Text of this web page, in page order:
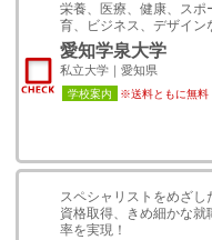
栄養、医療、健康、スポ
育、ビジネス、デザイン
愛知学泉大学
私立大学｜愛知県
学校案内 ※送料ともに無料
スペシャリストをめざし
資格取得、きめ細かな就
率を実現！